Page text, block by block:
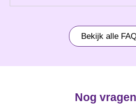
Bekijk alle
Nog